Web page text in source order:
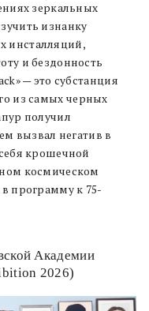
зеркальных
изнанку
инсталляций,
и бездонность
— это субстанция
из самых черных
получил
вызвал негатив в
крошечной
космическом
программу к 75-
Академии
2026)